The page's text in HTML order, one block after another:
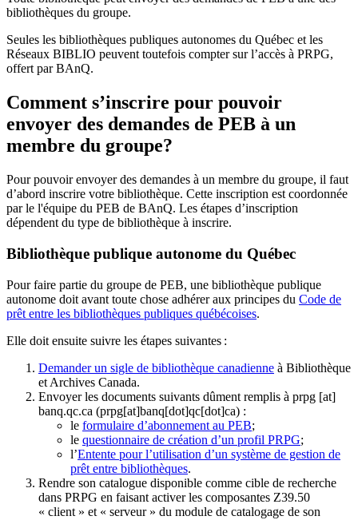
bibliothèques du groupe.
Seules les bibliothèques publiques autonomes du Québec et les
Réseaux BIBLIO peuvent toutefois compter sur l’accès à PRPG,
offert par BAnQ.
Comment s’inscrire pour pouvoir
envoyer des demandes de PEB à un
membre du groupe?
Pour pouvoir envoyer des demandes à un membre du groupe, il faut
d’abord inscrire votre bibliothèque. Cette inscription est coordonnée
par le l'équipe du PEB de BAnQ. Les étapes d’inscription
dépendent du type de bibliothèque à inscrire.
Bibliothèque publique autonome du Québec
Pour faire partie du groupe de PEB, une bibliothèque publique
autonome doit avant toute chose adhérer aux principes du Code de
prêt entre les bibliothèques publiques québécoises.
Elle doit ensuite suivre les étapes suivantes :
Demander un sigle de bibliothèque canadienne à Bibliothèque
et Archives Canada.
Envoyer les documents suivants dûment remplis à prpg [at]
banq.qc.ca (prpg[at]banq[dot]qc[dot]ca) :
le formulaire d’abonnement au PEB;
le questionnaire de création d’un profil PRPG;
l’Entente pour l’utilisation d’un système de gestion de
prêt entre bibliothèques.
Rendre son catalogue disponible comme cible de recherche
dans PRPG en faisant activer les composantes Z39.50
« client » et « serveur » du module de catalogage de son